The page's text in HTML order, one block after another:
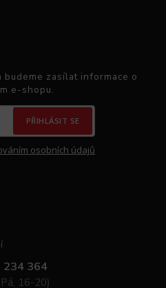
zasílat informace o
e-shopu.
PŘIHLÁSIT SE
osobních údajů
234 364
16-20)